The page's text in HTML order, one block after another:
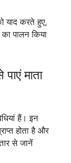
याद करते हुए,
पालन किया
पाएं माता
हैं। इन
होता है और
से जानें